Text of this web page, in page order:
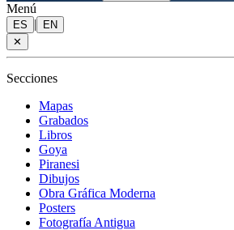
Menú
ES |
EN
✕
Secciones
Mapas
Grabados
Libros
Goya
Piranesi
Dibujos
Obra Gráfica Moderna
Posters
Fotografía Antigua